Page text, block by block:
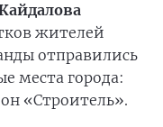
жителей
отправились
места города:
«Строитель».